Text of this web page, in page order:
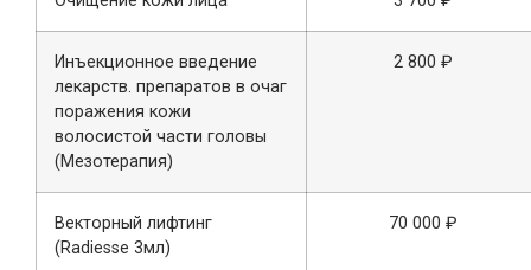
Инъекционное введение
лекарств. препаратов в очаг
поражения кожи
волосистой части головы
(Мезотерапия)
2 800 ₽
Векторный лифтинг
(Radiesse 3мл)
70 000 ₽